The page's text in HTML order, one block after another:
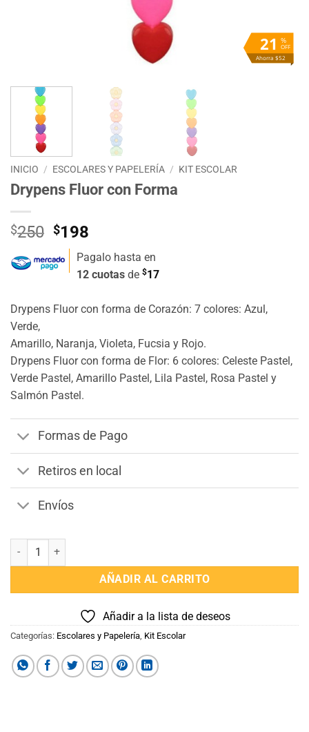
%
OFF
21
Ahorra $52
INICIO / ESCOLARES Y PAPELERÍA / KIT ESCOLAR
Drypens Fluor con Forma
$250 El
precio
original
era:
$198
precio
actual
es:
Pagalo hasta en
12 cuotas de $17
Drypens Fluor con forma de Corazón: 7 colores: Azul,
Verde,
Amarillo, Naranja, Violeta, Fucsia y Rojo.
Drypens Fluor con forma de Flor: 6 colores: Celeste Pastel,
Verde Pastel, Amarillo Pastel, Lila Pastel, Rosa Pastel y
Salmón Pastel.
Formas de Pago
Retiros en local
Envíos
Drypens Fluor con Forma cantidad
AÑADIR AL CARRITO
Añadir a la lista de deseos
Categorías: Escolares y Papelería Kit Escolar